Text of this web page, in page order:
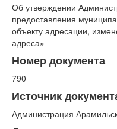
Об утверждении
предоставления
объекту адресации,
адреса»
Номер документа
790
Источник
Администрация